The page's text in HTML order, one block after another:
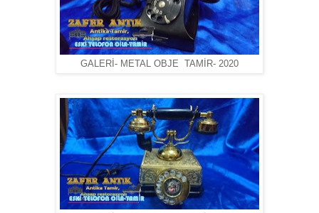
GALERİ- METAL OBJE TAMİR- 2020